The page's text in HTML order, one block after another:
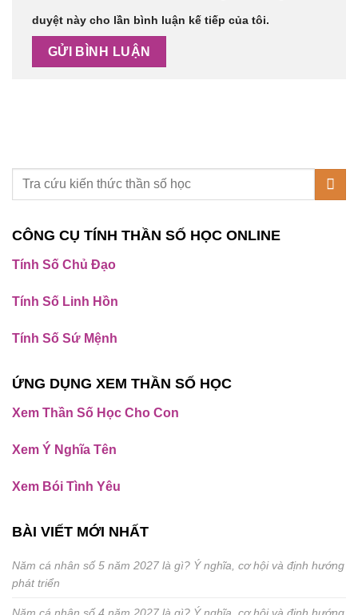
duyệt này cho lần bình luận kế tiếp của tôi.
CÔNG CỤ TÍNH THẦN SỐ HỌC ONLINE
Tính Số Chủ Đạo
Tính Số Linh Hồn
Tính Số Sứ Mệnh
ỨNG DỤNG XEM THẦN SỐ HỌC
Xem Thần Số Học Cho Con
Xem Ý Nghĩa Tên
Xem Bói Tình Yêu
BÀI VIẾT MỚI NHẤT
Năm cá nhân số 5 năm 2027 là gì? Ý nghĩa, cơ hội và định hướng
phát triển
Năm cá nhân số 4 năm 2027 là gì? Ý nghĩa, cơ hội và định hướng